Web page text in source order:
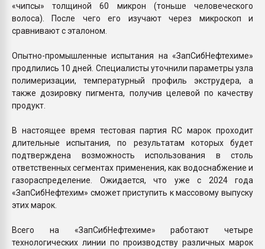
«чипсы» толщиной 60 микрон (тоньше человеческого
волоса). После чего его изучают через микроскоп и
сравнивают с эталоном.
Опытно-промышленные испытания на «ЗапСибНефтехиме»
продлились 10 дней. Специалисты уточнили параметры узла
полимеризации, температурный профиль экструдера, а
также дозировку пигмента, получив целевой по качеству
продукт.
В настоящее время тестовая партия RC марок проходит
длительные испытания, по результатам которых будет
подтверждена возможность использования в столь
ответственных сегментах применения, как водоснабжение и
газораспределение. Ожидается, что уже с 2024 года
«ЗапСибНефтехим» сможет приступить к массовому выпуску
этих марок.
Всего на «ЗапСибНефтехиме» работают четыре
технологических линии по производству различных марок